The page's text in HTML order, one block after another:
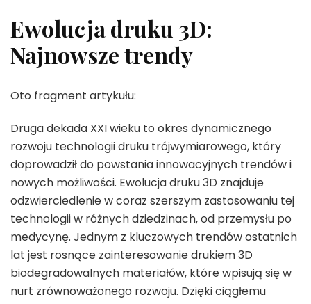
Ewolucja druku 3D:
Najnowsze trendy
Oto fragment artykułu:
Druga dekada XXI wieku to okres dynamicznego
rozwoju technologii druku trójwymiarowego, który
doprowadził do powstania innowacyjnych trendów i
nowych możliwości. Ewolucja druku 3D znajduje
odzwierciedlenie w coraz szerszym zastosowaniu tej
technologii w różnych dziedzinach, od przemysłu po
medycynę. Jednym z kluczowych trendów ostatnich
lat jest rosnące zainteresowanie drukiem 3D
biodegradowalnych materiałów, które wpisują się w
nurt zrównoważonego rozwoju. Dzięki ciągłemu